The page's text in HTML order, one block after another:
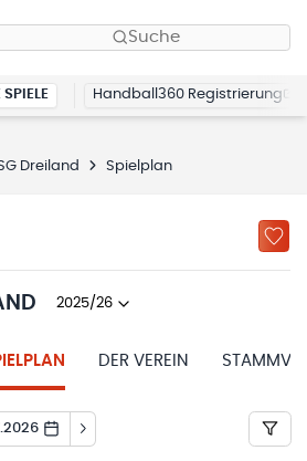
Suche
SPIELE Handball360 Registrierung
Dreiland Spielplan
2025/26
DER VEREIN